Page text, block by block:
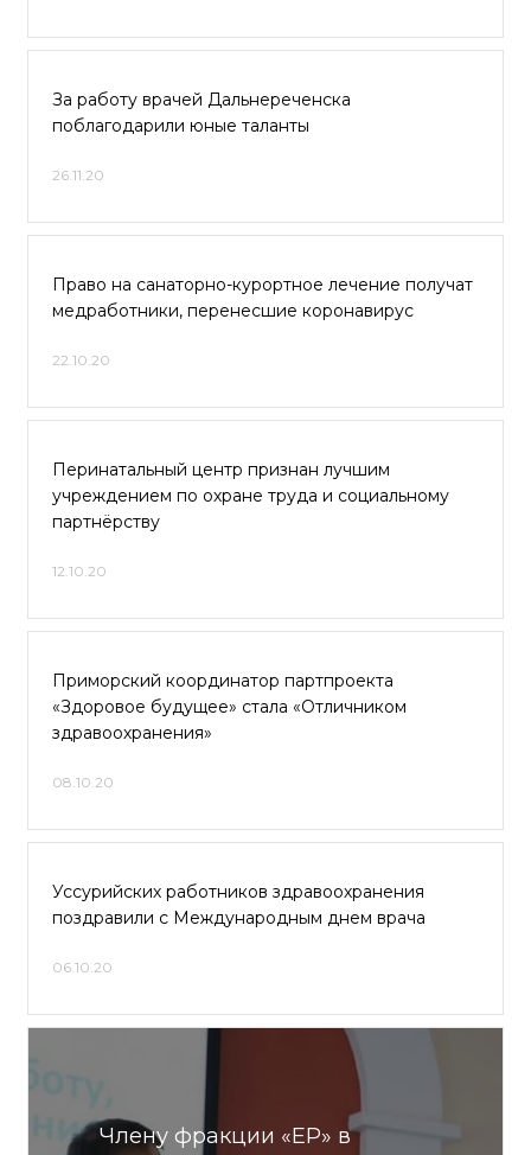
За работу врачей Дальнереченска
поблагодарили юные таланты
26.11.20
Право на санаторно-курортное лечение получат
медработники, перенесшие коронавирус
22.10.20
Перинатальный центр признан лучшим
учреждением по охране труда и социальному
партнёрству
12.10.20
Приморский координатор партпроекта
«Здоровое будущее» стала «Отличником
здравоохранения»
08.10.20
Уссурийских работников здравоохранения
поздравили с Международным днем врача
06.10.20
Члену фракции «ЕР» в